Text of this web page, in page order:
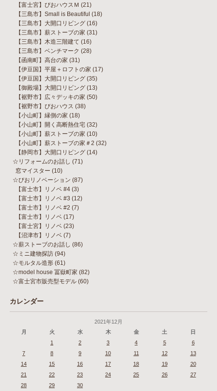
【富士宮】びおハウスＭ (21)
【三島市】Small is Beautiful (18)
【三島市】大開口リビング (16)
【三島市】薪ストーブの家 (31)
【三島市】木造三階建て (16)
【三島市】ベンチマーク (28)
【函南町】高台の家 (31)
【伊豆国】平屋＋ロフトの家 (17)
【伊豆国】大開口リビング (35)
【御殿場】大開口リビング (13)
【裾野市】広々デッキの家 (50)
【裾野市】びおハウス (38)
【小山町】縁側の家 (18)
【小山町】開く高断熱住宅 (32)
【小山町】薪ストーブの家 (10)
【小山町】薪ストーブの家＃2 (32)
【静岡市】大開口リビング (14)
☆リフォームのお話し (71)
窓マイスター (10)
☆びおリノベーション (87)
【富士市】リノベ #4 (3)
【富士市】リノベ #3 (12)
【富士市】リノベ #2 (7)
【富士市】リノベ (17)
【富士宮】リノベ (23)
【沼津市】リノベ (7)
☆薪ストーブのお話し (86)
☆ミニ建物探訪 (94)
☆モルタル造形 (61)
☆model house 冨嶽町家 (82)
☆富士宮市販売型モデル (60)
カレンダー
2021年12月
月
火 水 木 金 土
日
1
2 3 4 5
6
7
8 9 10 11 12
13
14
15 16 17 18 19
20
21
22 23 24 25 26
27
28
29 30